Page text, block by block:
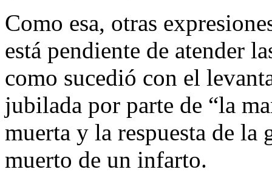
Como esa, otras
está pendiente de atender
como sucedió con el
jubilada por parte de “la
muerta y la respuesta de la
muerto de un infarto.